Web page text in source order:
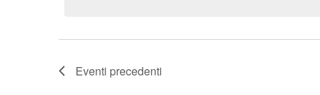
Eventi precedenti